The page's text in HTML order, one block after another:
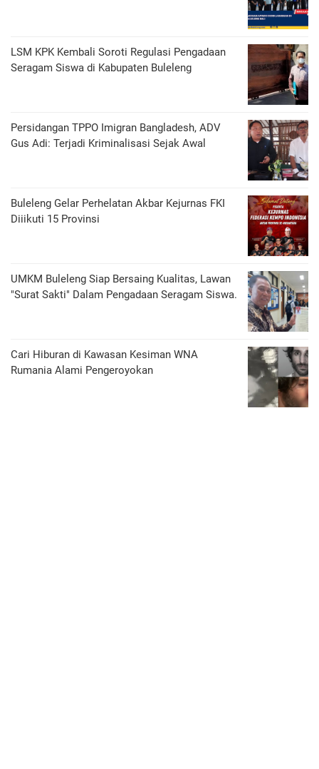
LSM KPK Kembali Soroti Regulasi Pengadaan
Seragam Siswa di Kabupaten Buleleng
Persidangan TPPO Imigran Bangladesh, ADV
Gus Adi: Terjadi Kriminalisasi Sejak Awal
Buleleng Gelar Perhelatan Akbar Kejurnas FKI
Diiikuti 15 Provinsi
UMKM Buleleng Siap Bersaing Kualitas, Lawan
"Surat Sakti" Dalam Pengadaan Seragam Siswa.
Cari Hiburan di Kawasan Kesiman WNA
Rumania Alami Pengeroyokan